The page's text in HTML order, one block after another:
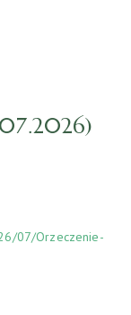
07/Orzeczenie-